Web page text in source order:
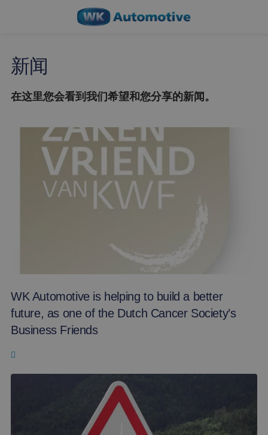
新闻
在这里您会看到我们希望和您分享的新闻。
WK Automotive is helping to build a better
future, as one of the Dutch Cancer Society’s
Business Friends